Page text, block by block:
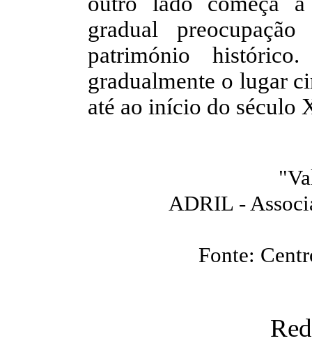
gradual
património
gradualmente o lugar
até ao início do século
ADRIL -
Fonte: